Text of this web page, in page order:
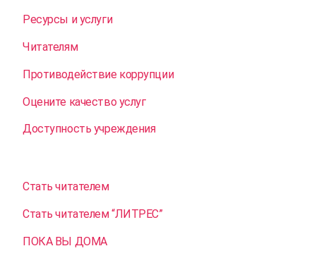
Ресурсы и услуги
Читателям
Противодействие коррупции
Оцените качество услуг
Доступность учреждения
Стать читателем
Стать читателем “ЛИТРЕС”
ПОКА ВЫ ДОМА